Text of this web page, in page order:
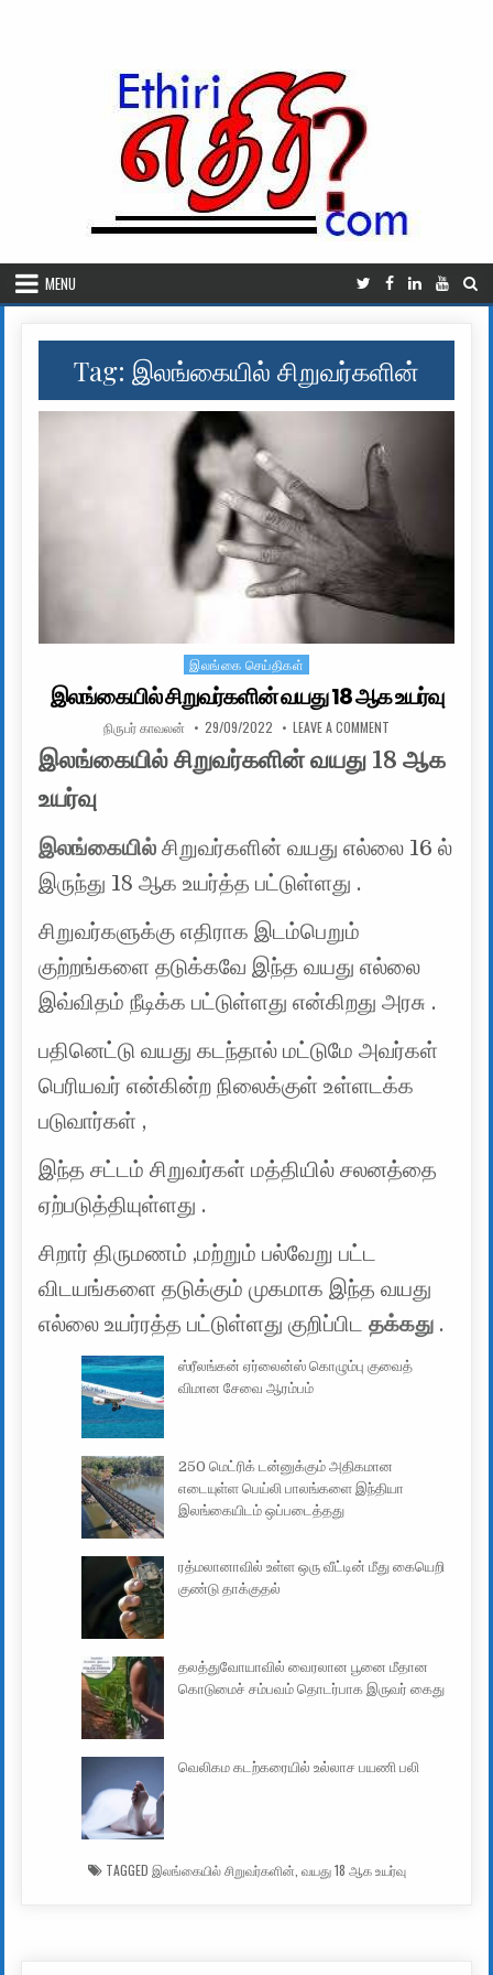
MENU
Tag: இலங்கையில் சிறுவர்களின்
Posted in
இலங்கை செய்திகள்
இலங்கையில் சிறுவர்களின் வயது 18 ஆக உயர்வு
AUTHOR:
நிருபர் காவலன் PUBLISHED DATE:
29/09/2022 LEAVE A COMMENT
இலங்கையில் சிறுவர்களின் வயது 18 ஆக
உயர்வு
இலங்கையில் சிறுவர்களின் வயது எல்லை 16 ல்
இருந்து 18 ஆக உயர்த்த பட்டுள்ளது .
சிறுவர்களுக்கு எதிராக இடம்பெறும்
குற்றங்களை தடுக்கவே இந்த வயது எல்லை
இவ்விதம் நீடிக்க பட்டுள்ளது என்கிறது அரசு .
பதினெட்டு வயது கடந்தால் மட்டுமே அவர்கள்
பெரியவர் என்கின்ற நிலைக்குள் உள்ளடக்க
படுவார்கள் ,
இந்த சட்டம் சிறுவர்கள் மத்தியில் சலனத்தை
ஏற்படுத்தியுள்ளது .
சிறார் திருமணம் ,மற்றும் பல்வேறு பட்ட
விடயங்களை தடுக்கும் முகமாக இந்த வயது
எல்லை உயர்ரத்த பட்டுள்ளது குறிப்பிட தக்கது .
ஸ்ரீலங்கன் ஏர்லைன்ஸ் கொழும்பு குவைத்
விமான சேவை ஆரம்பம்
250 மெட்ரிக் டன்னுக்கும் அதிகமான
எடையுள்ள பெய்லி பாலங்களை இந்தியா
இலங்கையிடம் ஒப்படைத்தது
ரத்மலானாவில் உள்ள ஒரு வீட்டின் மீது கையெறி
குண்டு தாக்குதல்
தலத்துவோயாவில் வைரலான பூனை மீதான
கொடுமைச் சம்பவம் தொடர்பாக இருவர் கைது
வெலிகம கடற்கரையில் உல்லாச பயணி பலி
TAGGED இலங்கையில் சிறுவர்களின் வயது 18 ஆக உயர்வு